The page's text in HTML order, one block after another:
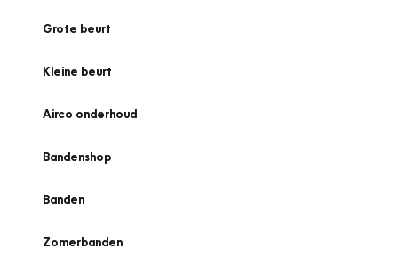
Grote beurt
Kleine beurt
Airco onderhoud
Bandenshop
Banden
Zomerbanden